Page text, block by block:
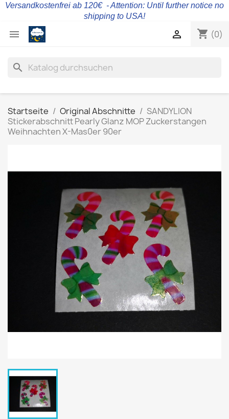
Versandkostenfrei ab 120€ - Attention: Until further notice no
shipping to USA!
 shopping_cart (0)

search
Startseite Original Abschnitte
SANDYLION
Stickerabschnitt Pearly Glanz MOP Zuckerstangen
Weihnachten X-Mas0er 90er